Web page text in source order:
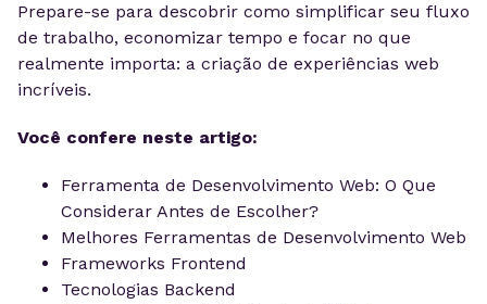
Prepare-se para descobrir como simplificar seu fluxo
de trabalho, economizar tempo e focar no que
realmente importa: a criação de experiências web
incríveis.
Você confere neste artigo:
Ferramenta de Desenvolvimento Web: O Que
Considerar Antes de Escolher?
Melhores Ferramentas de Desenvolvimento Web
Frameworks Frontend
Tecnologias Backend